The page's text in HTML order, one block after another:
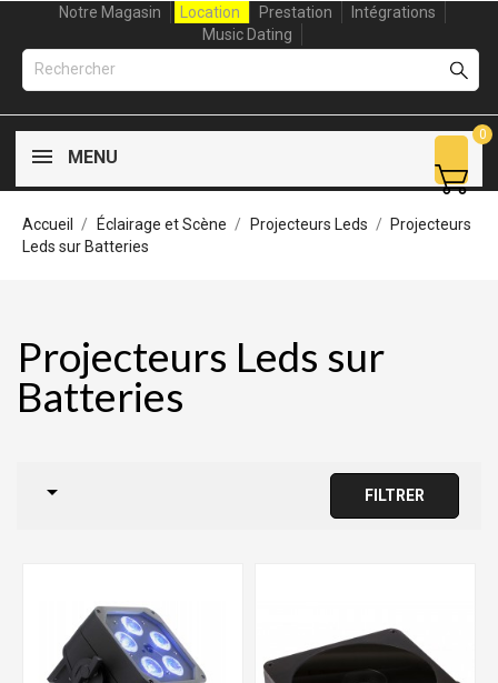
Notre Magasin Location Prestation
Intégrations
Music Dating
MENU
0
Accueil Éclairage et Scène Projecteurs Leds
Projecteurs
Leds sur Batteries
Projecteurs Leds sur
Batteries
 FILTRER